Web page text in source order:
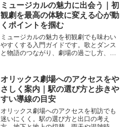
ミュージカルの魅力に出会う｜初
観劇を最高の体験に変える心が動
くポイントを掴む
ミュージカルの魅力を初観劇でも味わい
やすくする入門ガイドです。歌とダンス
と物語のつながり、劇場の過ごし方、作
オリックス劇場へのアクセスをや
さしく案内｜駅の選び方と歩きや
すい導線の目安
オリックス劇場へのアクセスを初訪でも
迷いにくく。駅の選び方と出口の考え